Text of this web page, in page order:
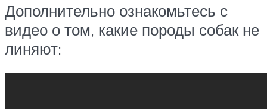
Дополнительно ознакомьтесь с
видео о том, какие породы собак не
линяют: